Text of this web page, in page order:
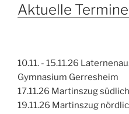
Aktuelle
10.11. - 15.11.26
Gymnasium Gerresheim
17.11.26 Martinszug
19.11.26 Martinszug